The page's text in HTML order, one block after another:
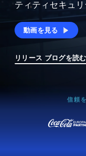
ティティセキュ
動画を見る
リリース ブログを読む
信頼